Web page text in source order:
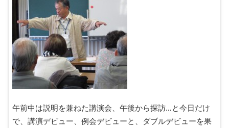
午前中は説明を兼ねた講演会、午後から探訪…と今日だけ
で、講演デビュー、例会デビューと、ダブルデビューを果